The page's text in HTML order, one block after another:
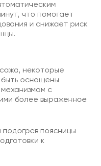
что помогает
и снижает риск
некоторые
оснащены
с
более выраженное
поясницы
к